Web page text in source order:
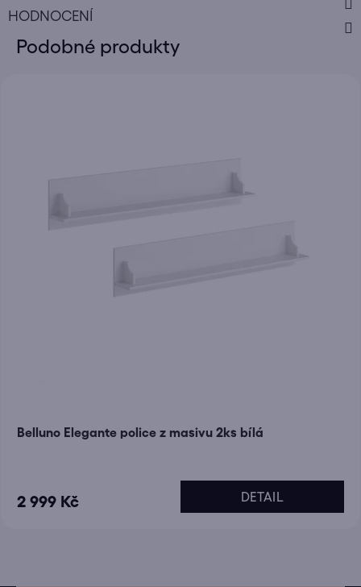
HODNOCENÍ
Podobné produkty
Belluno Elegante police z masivu 2ks bílá
2 999 Kč DETAIL